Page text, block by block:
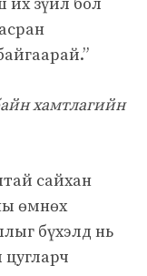
хамтлагийн
сайхан
өмнөх
бүхэлд нь